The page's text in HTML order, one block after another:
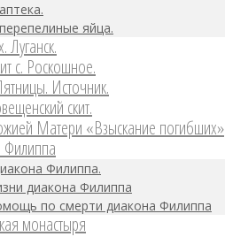
яйца.
Луганск.
с. Роскошное.
Источник.
скит.
Матери «Взыскание погибших»
Филиппа
Филиппа.
диакона Филиппа
по смерти диакона Филиппа
монастыря